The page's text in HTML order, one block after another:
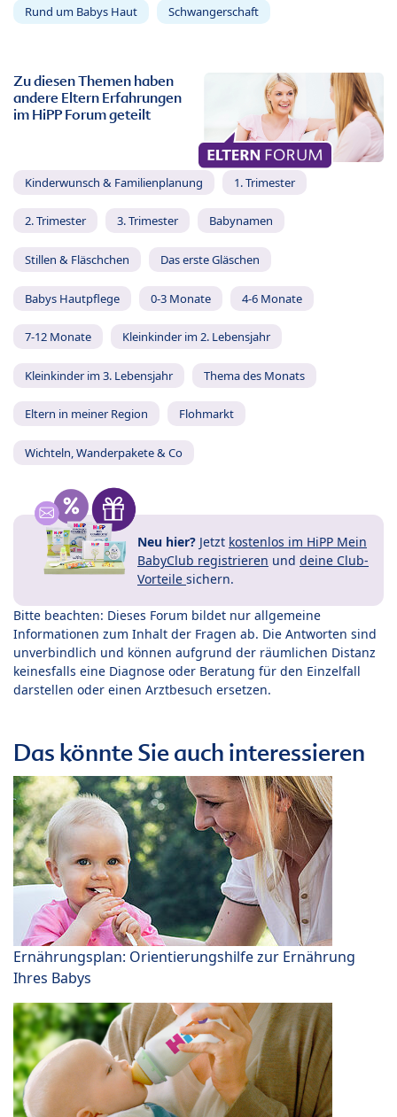
Rund um Babys Haut Schwangerschaft
Zu diesen Themen haben
andere Eltern Erfahrungen
im HiPP Forum geteilt
Kinderwunsch & Familienplanung 1. Trimester
2. Trimester 3. Trimester Babynamen
Stillen & Fläschchen Das erste Gläschen
Babys Hautpflege 0-3 Monate 4-6 Monate
7-12 Monate Kleinkinder im 2. Lebensjahr
Kleinkinder im 3. Lebensjahr Thema des Monats
Eltern in meiner Region Flohmarkt
Wichteln, Wanderpakete & Co
Neu hier? Jetzt kostenlos im HiPP Mein
BabyClub registrieren und deine Club-
Vorteile sichern.
Bitte beachten: Dieses Forum bildet nur allgemeine
Informationen zum Inhalt der Fragen ab. Die Antworten sind
unverbindlich und können aufgrund der räumlichen Distanz
keinesfalls eine Diagnose oder Beratung für den Einzelfall
darstellen oder einen Arztbesuch ersetzen.
Das könnte Sie auch interessieren
Ernährungsplan: Orientierungshilfe zur Ernährung
Ihres Babys